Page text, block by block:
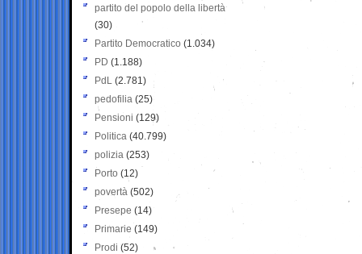
partito del popolo della libertà
(30)
Partito Democratico (1.034)
PD (1.188)
PdL (2.781)
pedofilia (25)
Pensioni (129)
Politica (40.799)
polizia (253)
Porto (12)
povertà (502)
Presepe (14)
Primarie (149)
Prodi (52)